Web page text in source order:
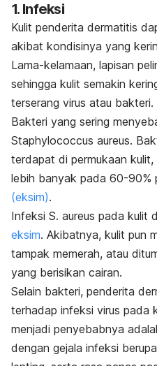
1. Infeksi
Kulit penderita dermatitis
akibat kondisinya yang
Lama-kelamaan, lapisan
sehingga kulit semakin
terserang virus atau bakteri.
Bakteri yang sering
Staphylococcus aureus.
terdapat di permukaan
lebih banyak pada 60-90%
(eksim).
Infeksi S. aureus pada kulit
eksim. Akibatnya, kulit pun
tampak memerah, atau
yang berisikan cairan.
Selain bakteri, penderita
terhadap infeksi virus pada
menjadi penyebabnya
dengan gejala infeksi